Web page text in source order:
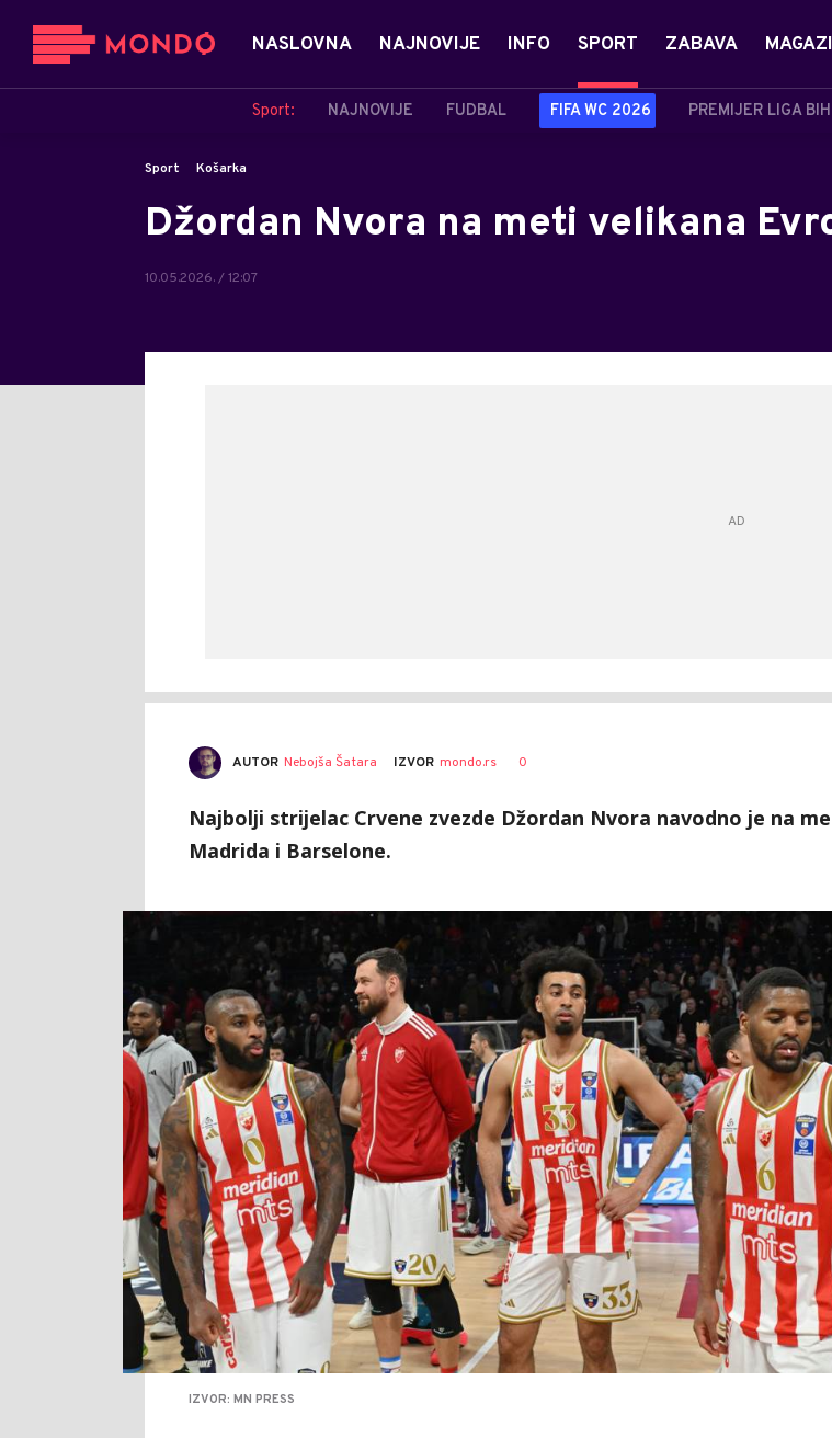
NASLOVNA NAJNOVIJE INFO SPORT
Sport: NAJNOVIJE FUDBAL FIFA WC 2026 PREMIJER LIGA BIH
ZABAVA
Sport Košarka
Džordan Nvora na meti velikana
10.05.2026. / 12:07
AUTOR Nebojša Šatara IZVOR mondo.rs 0
Najbolji strijelac Crvene zvezde Džordan Nvora navodno je na
Madrida i Barselone.
IZVOR: MN PRESS